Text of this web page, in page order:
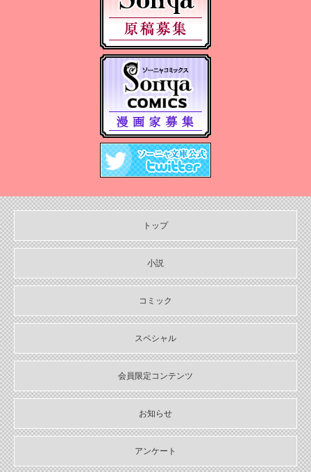
2025年４月刊電子書籍配信のお知らせ
2025年３月刊電子書籍配信のお知らせ
【Sonyaコミックス 電子書店配信開始】悪人の恋１、みそっかす
2024年12月刊電子書籍配信のお知らせ
【11月６日発売】Sonyaコミックス『悪人の恋1』『みそっかす王女
の結婚事情1』特典情報
2024/10/29
【11月上旬〜12月上旬】Sonyaコミックス４周年フェア特典情報
2024/10/29
【期間限定無料配信！】Sonyaコミックス【単話お試し読み合本
版】
2024/10/04
2024年10月刊電子書籍配信のお知らせ
2024/09/04
2024年９月刊電子書籍配信のお知らせ
2024/08/05
2024年８月刊電子書籍配信のお知らせ
2024/07/03
トップ
小説
コミック
スペシャル
会員限定コンテンツ
お知らせ
アンケート